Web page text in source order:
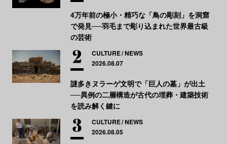
4万年前の極小・精巧な「鳥の彫刻」を洞窟
で発見──羽毛まで彫り込まれた世界最古級
の芸術
CULTURE NEWS
2026.08.07
謎多きヌラーゲ文明で「巨人の墓」が出土
──異例の二層構造が古代の埋葬・建築技術
を読み解く鍵に
CULTURE NEWS
2026.08.05